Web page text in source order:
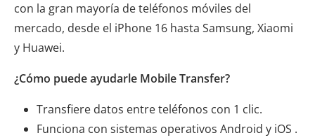
con la gran mayoría de teléfonos móviles del
mercado, desde el iPhone 16 hasta Samsung, Xiaomi
y Huawei.
¿Cómo puede ayudarle Mobile Transfer?
Transfiere datos entre teléfonos con 1 clic.
Funciona con sistemas operativos Android y iOS .